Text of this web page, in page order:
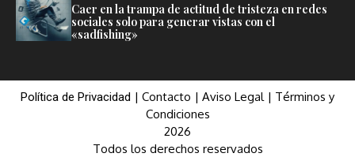
Caer en la trampa de actitud de tristeza en redes
sociales solo para generar vistas con el
«sadfishing»
Política de Privacidad | Contacto | Aviso Legal| Términos y
Condiciones
2026
Todos los derechos reservados